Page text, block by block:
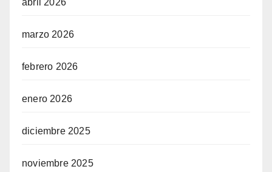
abril 2026
marzo 2026
febrero 2026
enero 2026
diciembre 2025
noviembre 2025